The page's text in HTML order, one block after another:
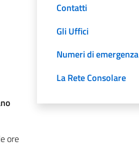
ore
Contatti
Gli Uffici
Numeri di emergenza
La Rete Consolare